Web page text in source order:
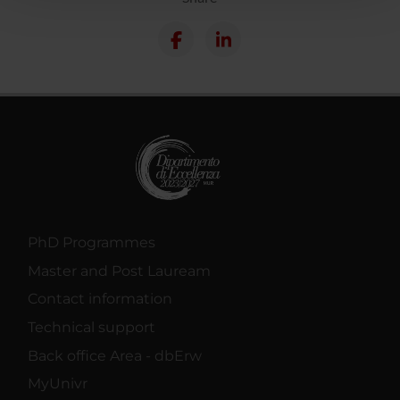
raccolto dal tuo utilizzo dei loro servizi.
PhD Programmes
Master and Post Lauream
Contact information
Technical support
Back office Area - dbErw
MyUnivr